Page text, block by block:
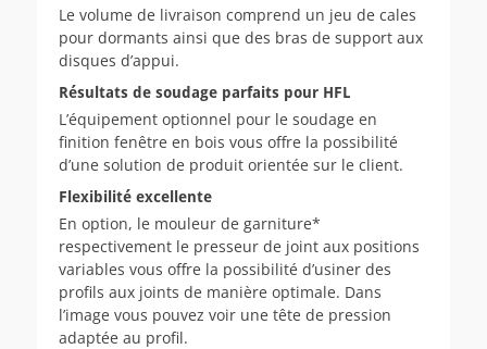
Le volume de livraison comprend un jeu de cales
pour dormants ainsi que des bras de support aux
disques d’appui.
Résultats de soudage parfaits pour HFL
L’équipement optionnel pour le soudage en
finition fenêtre en bois vous offre la possibilité
d’une solution de produit orientée sur le client.
Flexibilité excellente
En option, le mouleur de garniture*
respectivement le presseur de joint aux positions
variables vous offre la possibilité d’usiner des
profils aux joints de manière optimale. Dans
l’image vous pouvez voir une tête de pression
adaptée au profil.